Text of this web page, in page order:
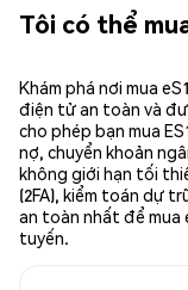
Tôi có thể
Khám phá nơi mua
điện tử an toàn và
cho phép bạn mua
nợ, chuyển khoản
không giới hạn tối
(2FA), kiểm toán dự
an toàn nhất để mua
tuyến.